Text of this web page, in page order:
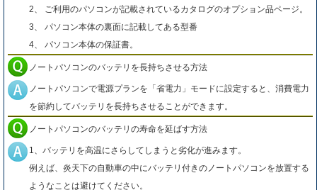
2、 ご利用のパソコンが記載されているカタログのオプション品ページ。
3、 パソコン本体の裏面に記載してある型番
4、 パソコン本体の保証書。
ノートパソコンのバッテリを長持ちさせる方法
ノートパソコンで電源プランを「省電力」モードに設定すると、消費電力
を節約してバッテリを長持ちさせることができます。
ノートパソコンのバッテリの寿命を延ばす方法
1、バッテリを高温にさらしてしまうと劣化が進みます。
例えば、炎天下の自動車の中にバッテリ付きのノートパソコンを放置する
ようなことは避けてください。